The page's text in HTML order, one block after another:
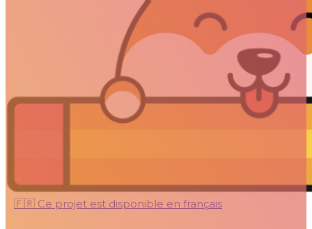
DDD #03 – RYOTA’S
🇫🇷 Ce projet est disponible en français